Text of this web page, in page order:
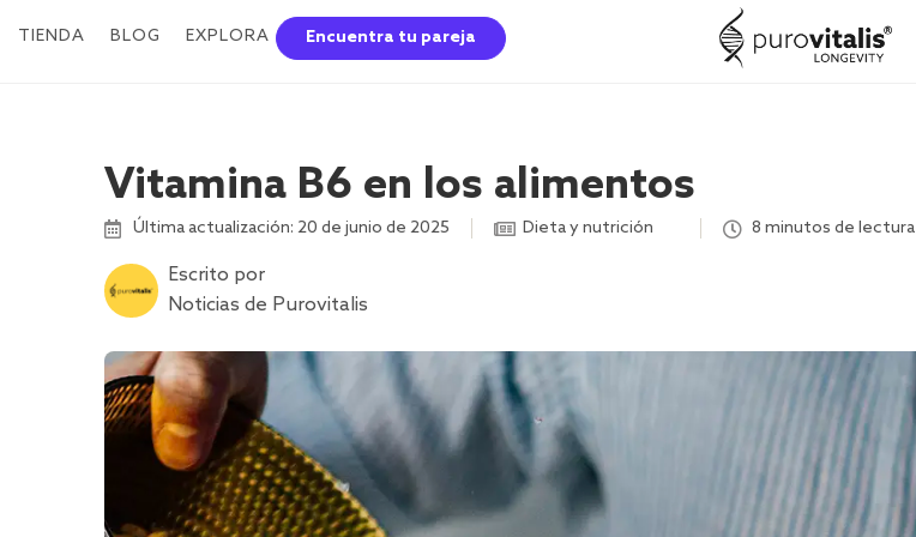
TIENDA BLOG EXPLORA Encuentra tu pareja
Vitamina B6 en los alimentos
Última actualización: 20 de junio de 2025 Dieta y nutrición 8 minutos de lectura
Escrito por
Noticias de Purovitalis